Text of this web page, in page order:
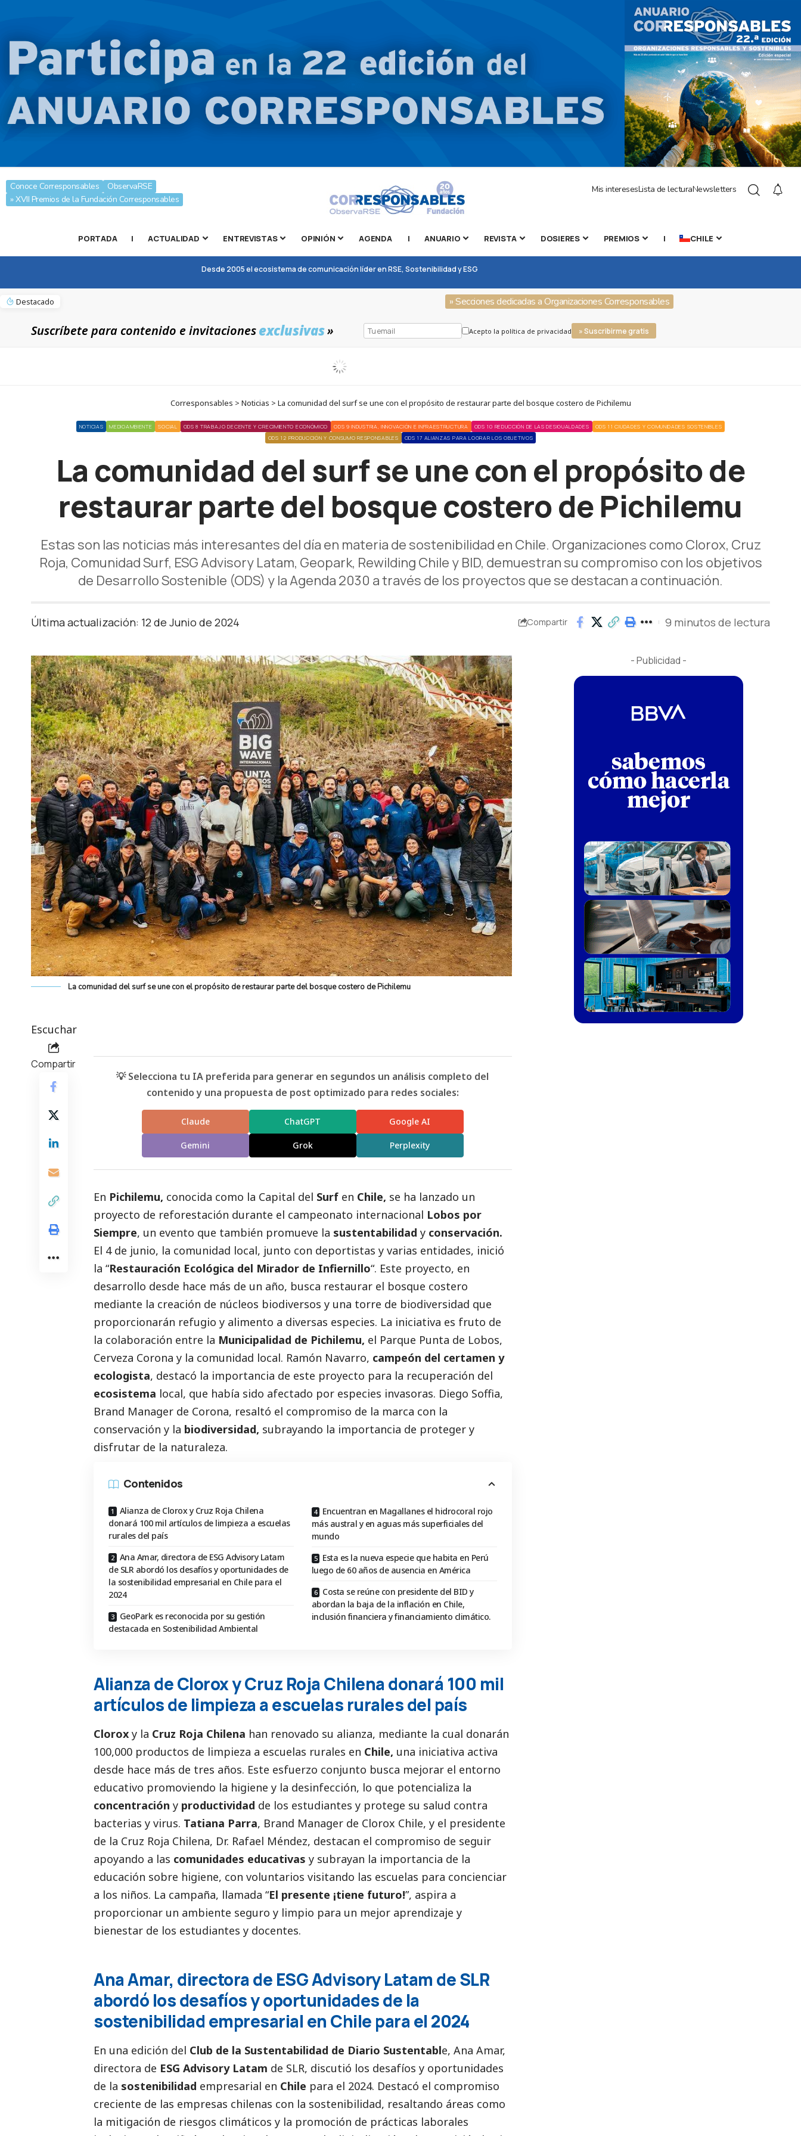
Conoce Corresponsables
ObservaRSE
» XVII Premios de la Fundación Corresponsables
Mis interesesLista de lecturaNewsletters
PORTADA | ACTUALIDAD ENTREVISTAS OPINIÓN AGENDA | ANUARIO REVISTA DOSIERES PREMIOS | CHILE
Desde 2005 el ecosistema de comunicación líder en RSE, Sostenibilidad y ESG
Destacado » Secciones dedicadas a Organizaciones Corresponsables
Suscríbete para contenido e invitacionesexclusivas» Acepto la política de privacidad » Suscribirme gratis
Corresponsables > Noticias > La comunidad del surf se une con el propósito de restaurar parte del bosque costero de Pichilemu
NOTICIAS MEDIOAMBIENTE SOCIAL ODS 8 TRABAJO DECENTE Y CRECIMIENTO ECONÓMICO ODS 9 INDUSTRIA, INNOVACIÓN E INFRAESTRUCTURA ODS 10 REDUCCIÓN DE LAS DESIGUALDADES
ODS 11 CIUDADES Y COMUNIDADES SOSTENIBLES
ODS 12 PRODUCCIÓN Y CONSUMO RESPONSABLES
ODS 17 ALIANZAS PARA LOGRAR LOS OBJETIVOS
La comunidad del surf se une con el propósito de
restaurar parte del bosque costero de Pichilemu
Estas son las noticias más interesantes del día en materia de sostenibilidad en Chile. Organizaciones como Clorox, Cruz
Roja, Comunidad Surf, ESG Advisory Latam, Geopark, Rewilding Chile y BID, demuestran su compromiso con los objetivos
de Desarrollo Sostenible (ODS) y la Agenda 2030 a través de los proyectos que se destacan a continuación.
Última actualización: 12 de Junio de 2024 Compartir 9 minutos de lectura
La comunidad del surf se une con el propósito de restaurar parte del bosque costero de Pichilemu
Escuchar
Compartir
💡 Selecciona tu IA preferida para generar en segundos un análisis completo del
contenido y una propuesta de post optimizado para redes sociales:
Claude ChatGPT Google AI
Gemini Grok Perplexity
En Pichilemu, conocida como la Capital del Surf en Chile, se ha lanzado un
proyecto de reforestación durante el campeonato internacional Lobos por
Siempre, un evento que también promueve la sustentabilidad y conservación.
El 4 de junio, la comunidad local, junto con deportistas y varias entidades, inició
la “Restauración Ecológica del Mirador de Infiernillo“. Este proyecto, en
desarrollo desde hace más de un año, busca restaurar el bosque costero
mediante la creación de núcleos biodiversos y una torre de biodiversidad que
proporcionarán refugio y alimento a diversas especies. La iniciativa es fruto de
la colaboración entre la Municipalidad de Pichilemu, el Parque Punta de Lobos,
Cerveza Corona y la comunidad local. Ramón Navarro, campeón del certamen y
ecologista, destacó la importancia de este proyecto para la recuperación del
ecosistema local, que había sido afectado por especies invasoras. Diego Soffia,
Brand Manager de Corona, resaltó el compromiso de la marca con la
conservación y la biodiversidad, subrayando la importancia de proteger y
disfrutar de la naturaleza.
Contenidos
Alianza de Clorox y Cruz Roja Chilena
donará 100 mil artículos de limpieza a escuelas
rurales del país
Ana Amar, directora de ESG Advisory Latam
de SLR abordó los desafíos y oportunidades de
la sostenibilidad empresarial en Chile para el
2024
GeoPark es reconocida por su gestión
destacada en Sostenibilidad Ambiental
Encuentran en Magallanes el hidrocoral rojo
más austral y en aguas más superficiales del
mundo
Esta es la nueva especie que habita en Perú
luego de 60 años de ausencia en América
Costa se reúne con presidente del BID y
abordan la baja de la inflación en Chile,
inclusión financiera y financiamiento climático.
Alianza de Clorox y Cruz Roja Chilena donará 100 mil
artículos de limpieza a escuelas rurales del país
Clorox y la Cruz Roja Chilena han renovado su alianza, mediante la cual donarán
100,000 productos de limpieza a escuelas rurales en Chile, una iniciativa activa
desde hace más de tres años. Este esfuerzo conjunto busca mejorar el entorno
educativo promoviendo la higiene y la desinfección, lo que potencializa la
concentración y productividad de los estudiantes y protege su salud contra
bacterias y virus. Tatiana Parra, Brand Manager de Clorox Chile, y el presidente
de la Cruz Roja Chilena, Dr. Rafael Méndez, destacan el compromiso de seguir
apoyando a las comunidades educativas y subrayan la importancia de la
educación sobre higiene, con voluntarios visitando las escuelas para concienciar
a los niños. La campaña, llamada “El presente ¡tiene futuro!”, aspira a
proporcionar un ambiente seguro y limpio para un mejor aprendizaje y
bienestar de los estudiantes y docentes.
Ana Amar, directora de ESG Advisory Latam de SLR
abordó los desafíos y oportunidades de la
sostenibilidad empresarial en Chile para el 2024
En una edición del Club de la Sustentabilidad de Diario Sustentable, Ana Amar,
directora de ESG Advisory Latam de SLR, discutió los desafíos y oportunidades
de la sostenibilidad empresarial en Chile para el 2024. Destacó el compromiso
creciente de las empresas chilenas con la sostenibilidad, resaltando áreas como
la mitigación de riesgos climáticos y la promoción de prácticas laborales
- Publicidad -